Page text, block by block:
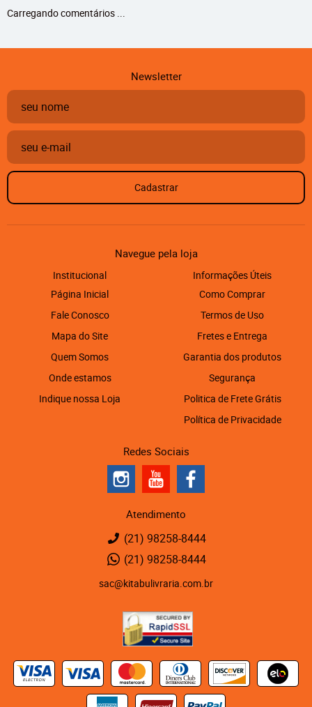
Carregando comentários ...
Newsletter
Cadastrar
Navegue pela loja
Institucional
Página Inicial
Fale Conosco
Mapa do Site
Quem Somos
Onde estamos
Indique nossa Loja
Informações Úteis
Como Comprar
Termos de Uso
Fretes e Entrega
Garantia dos produtos
Segurança
Politica de Frete Grátis
Política de Privacidade
Redes Sociais
Atendimento
(21) 98258-8444
(21) 98258-8444
sac@kitabulivraria.com.br